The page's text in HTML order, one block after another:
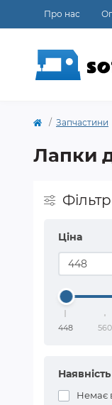
Про нас
Запчастини
Лапки
Ціна
448 560
Наявність
Немає